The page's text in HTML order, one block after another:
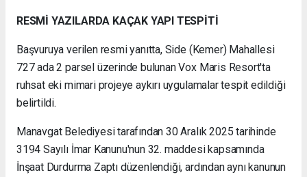
RESMİ YAZILARDA KAÇAK YAPI TESPİTİ
Başvuruya verilen resmi yanıtta, Side (Kemer) Mahallesi
727 ada 2 parsel üzerinde bulunan Vox Maris Resort'ta
ruhsat eki mimari projeye aykırı uygulamalar tespit edildiği
belirtildi.
Manavgat Belediyesi tarafından 30 Aralık 2025 tarihinde
3194 Sayılı İmar Kanunu'nun 32. maddesi kapsamında
İnşaat Durdurma Zaptı düzenlendiği, ardından aynı kanunun